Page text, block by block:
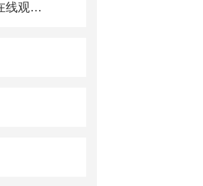
多功能蜜柚视频在线观看免费观看